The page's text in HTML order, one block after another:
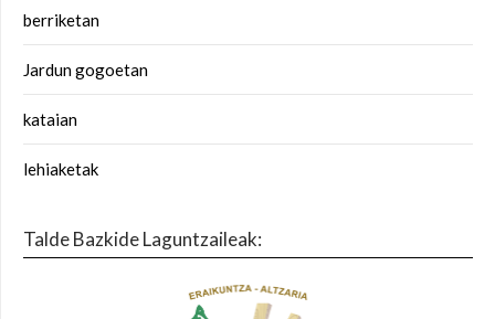
berriketan
Jardun gogoetan
kataian
lehiaketak
Talde Bazkide Laguntzaileak: